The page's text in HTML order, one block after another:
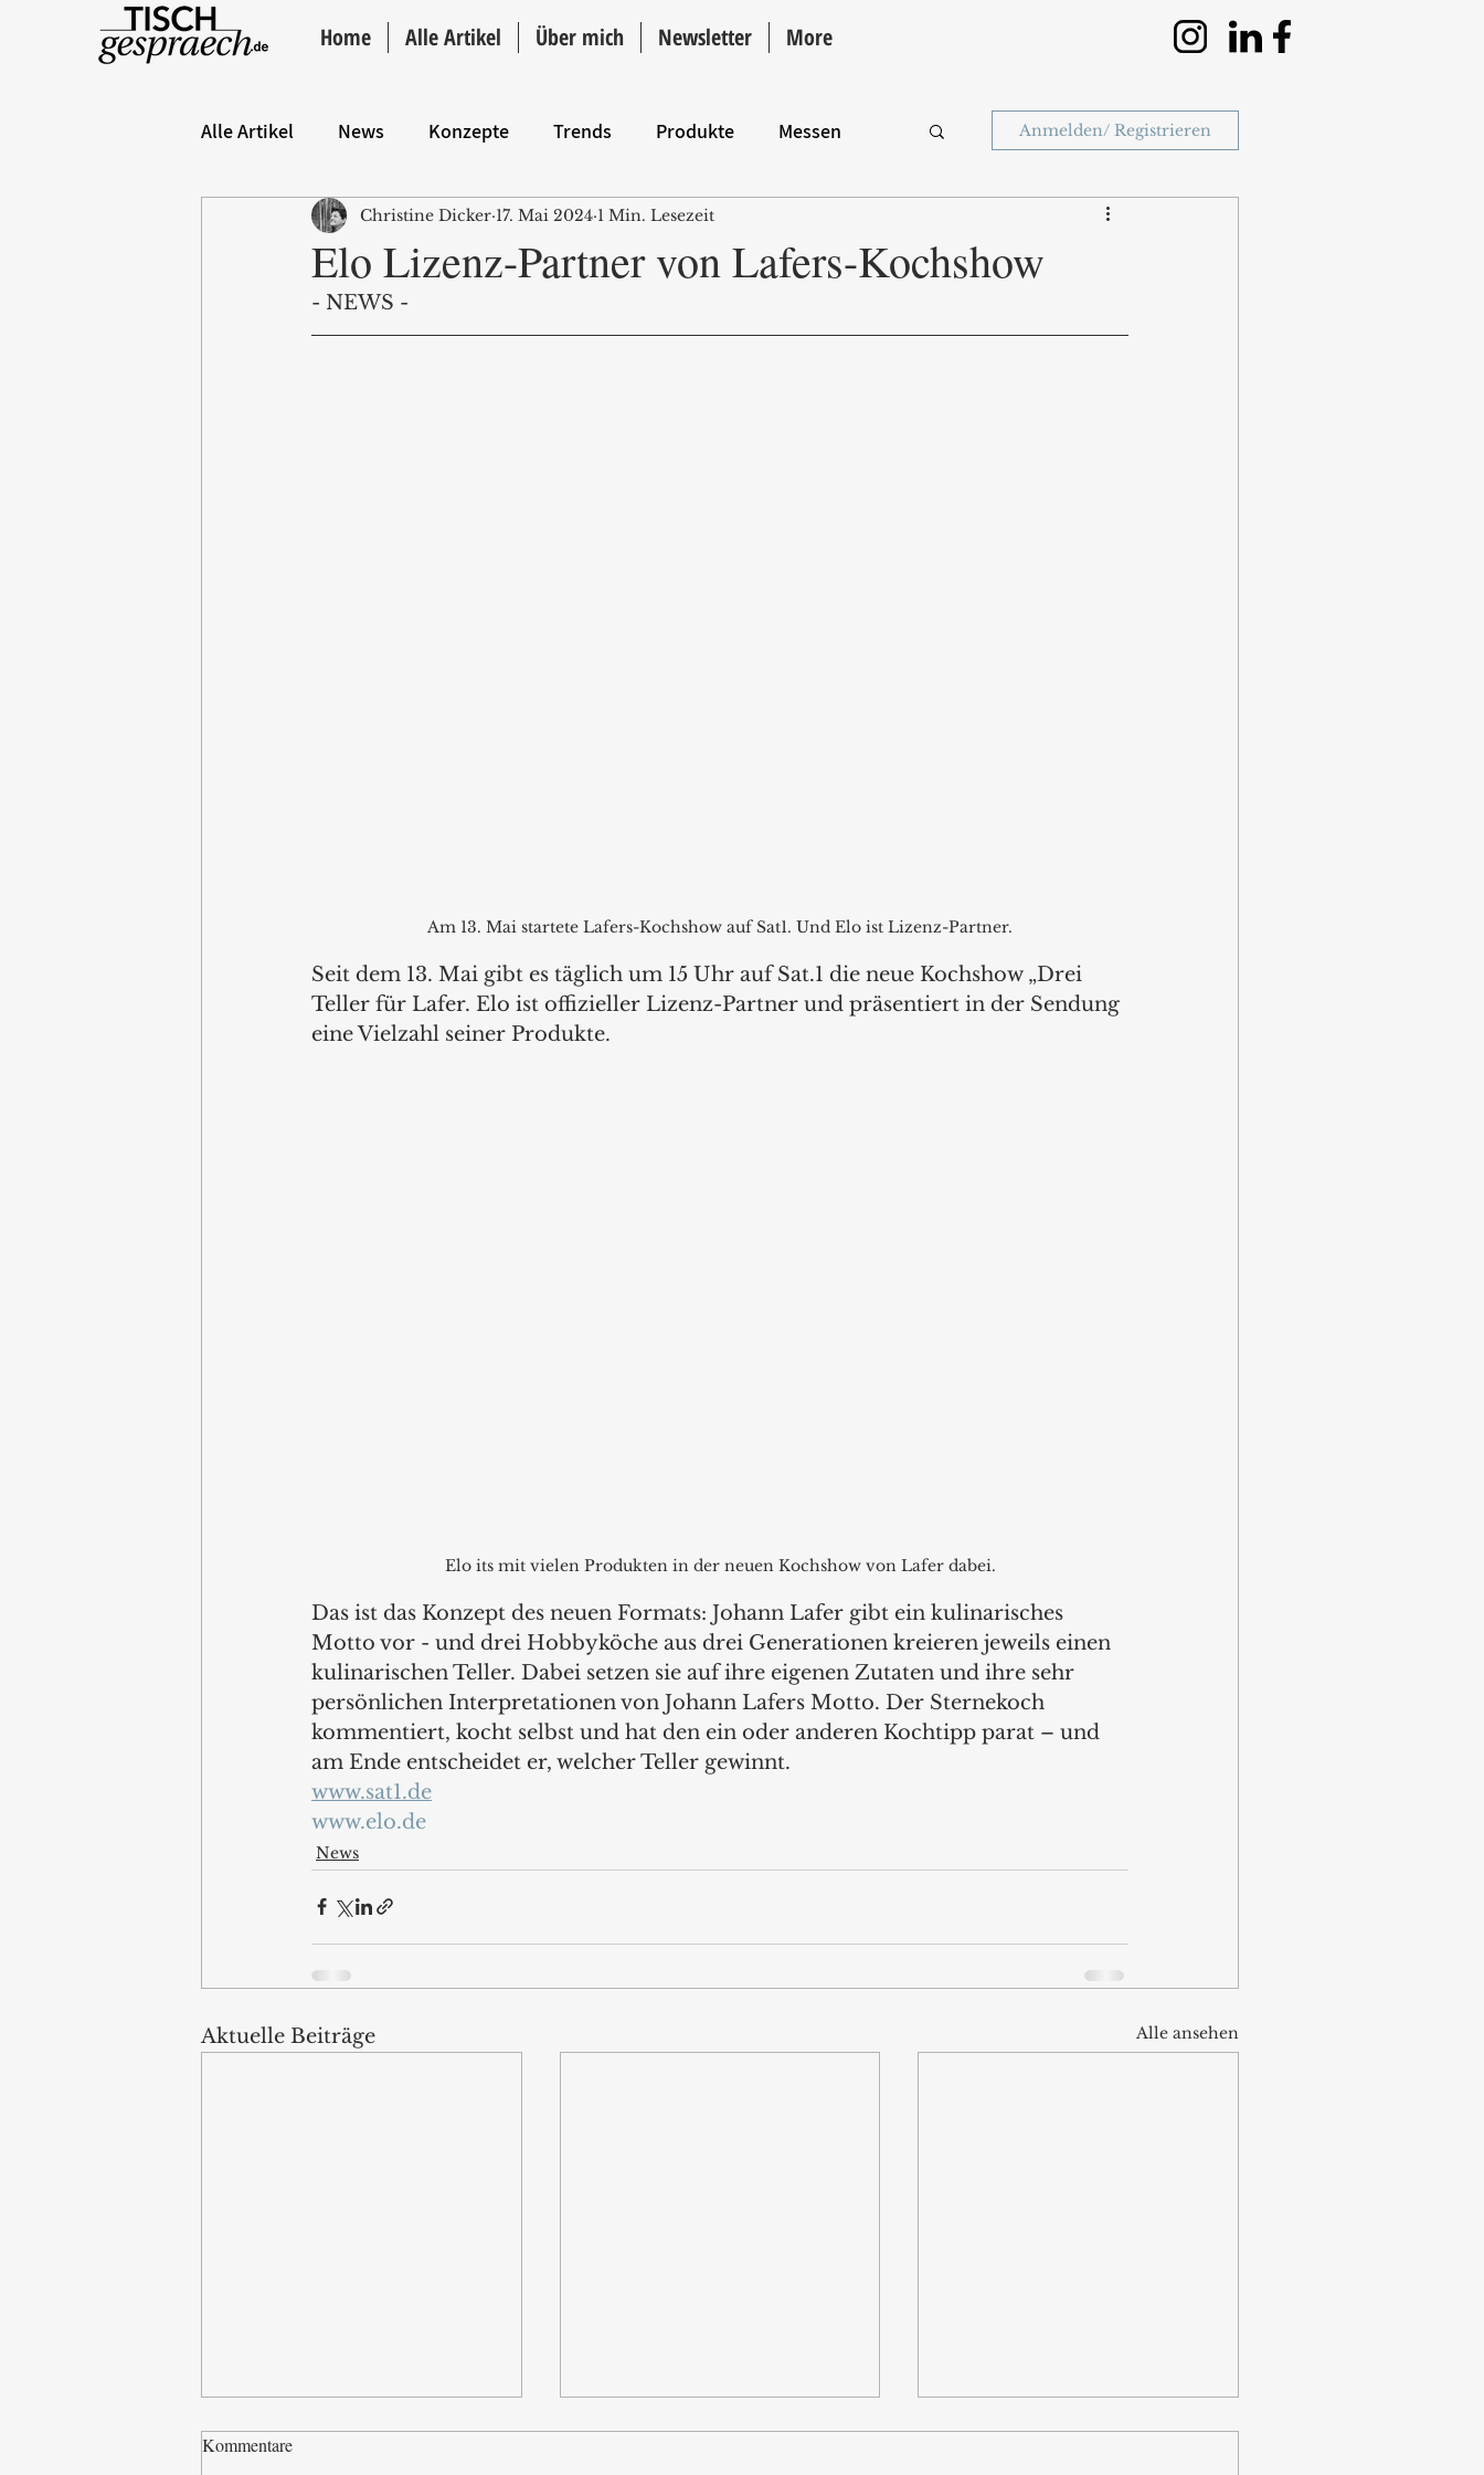
Home Alle Artikel Über mich Newsletter More
Alle Artikel News Konzepte Trends Produkte Messen
Hintergrund ANZEIGE Intro
Anmelden/ Registrieren
Elo Lizenz-Partner von Lafers-Kochshow
Christine Dicker 17. Mai 2024 1 Min. Lesezeit
- NEWS -
Am 13. Mai startete Lafers-Kochshow auf Sat1. Und Elo ist Lizenz-Partner.
Seit dem 13. Mai gibt es täglich um 15 Uhr auf Sat.1 die neue Kochshow „Drei
Teller für Lafer. Elo ist offizieller Lizenz-Partner und präsentiert in der Sendung
eine Vielzahl seiner Produkte.
Elo its mit vielen Produkten in der neuen Kochshow von Lafer dabei.
Das ist das Konzept des neuen Formats: Johann Lafer gibt ein kulinarisches
Motto vor - und drei Hobbyköche aus drei Generationen kreieren jeweils einen
kulinarischen Teller. Dabei setzen sie auf ihre eigenen Zutaten und ihre sehr
persönlichen Interpretationen von Johann Lafers Motto. Der Sternekoch
kommentiert, kocht selbst und hat den ein oder anderen Kochtipp parat – und
am Ende entscheidet er, welcher Teller gewinnt.
www.sat1.de
www.elo.de
News
Aktuelle Beiträge Alle ansehen
Kommentare